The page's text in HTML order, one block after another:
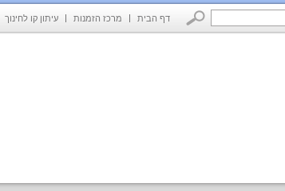
דף הבית מרכז הזמנות עיתון קו לחינוך